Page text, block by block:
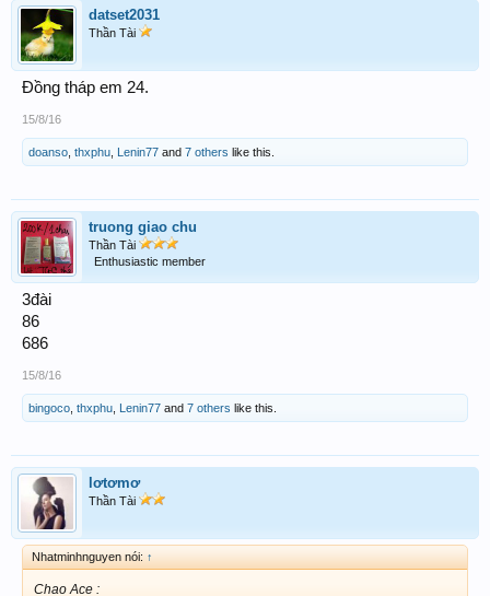
datset2031
Thần Tài
Đồng tháp em 24.
15/8/16
doanso thxphu Lenin77 and 7 others like this.
truong giao chu
Thần Tài
Enthusiastic member
3đài
86
686
15/8/16
bingoco thxphu Lenin77 and 7 others like this.
lơtơmơ
Thần Tài
Nhatminhnguyen nói: ↑
Chao Ace :